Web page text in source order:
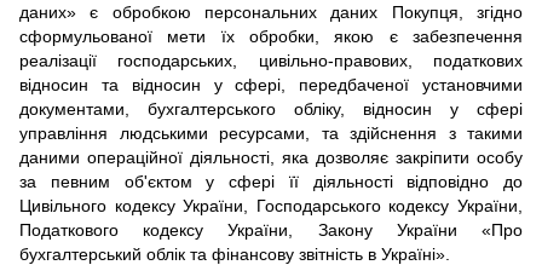
даних» є обробкою персональних даних Покупця, згідно
сформульованої мети їх обробки, якою є забезпечення
реалізації господарських, цивільно-правових, податкових
відносин та відносин у сфері, передбаченої установчими
документами, бухгалтерського обліку, відносин у сфері
управління людськими ресурсами, та здійснення з такими
даними операційної діяльності, яка дозволяє закріпити особу
за певним об'єктом у сфері її діяльності відповідно до
Цивільного кодексу України, Господарського кодексу України,
Податкового кодексу України, Закону України «Про
бухгалтерський облік та фінансову звітність в Україні».